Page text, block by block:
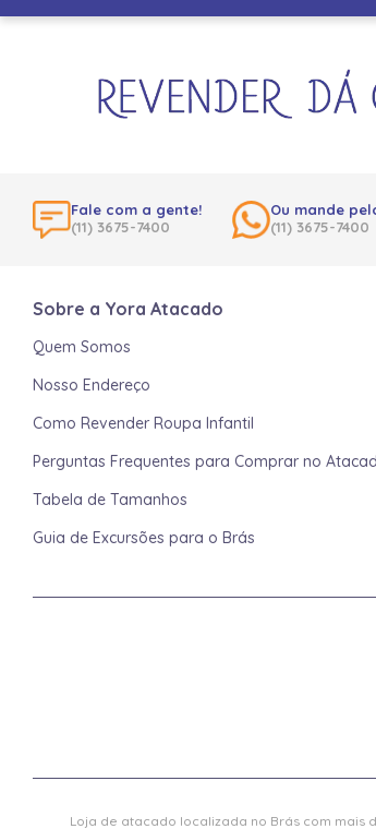
Fale com a gente!
(11) 3675-7400
Ou mande
(11) 3675-7400
Sobre a Yora Atacado
Quem Somos
Nosso Endereço
Como Revender Roupa Infantil
Perguntas Frequentes para Comprar no
Tabela de Tamanhos
Guia de Excursões para o Brás
Loja de atacado localizada no Brás com mais